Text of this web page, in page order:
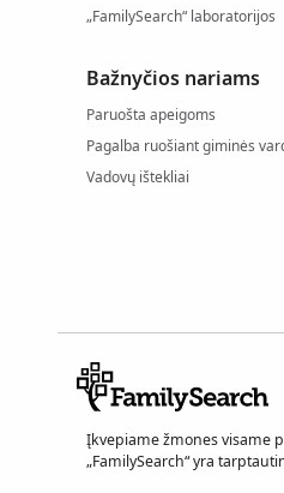
„FamilySearch“ laboratorijos
Bažnyčios nariams
Paruošta apeigoms
Pagalba ruošiant giminės
Vadovų ištekliai
Įkvepiame žmones visame
„FamilySearch“ yra